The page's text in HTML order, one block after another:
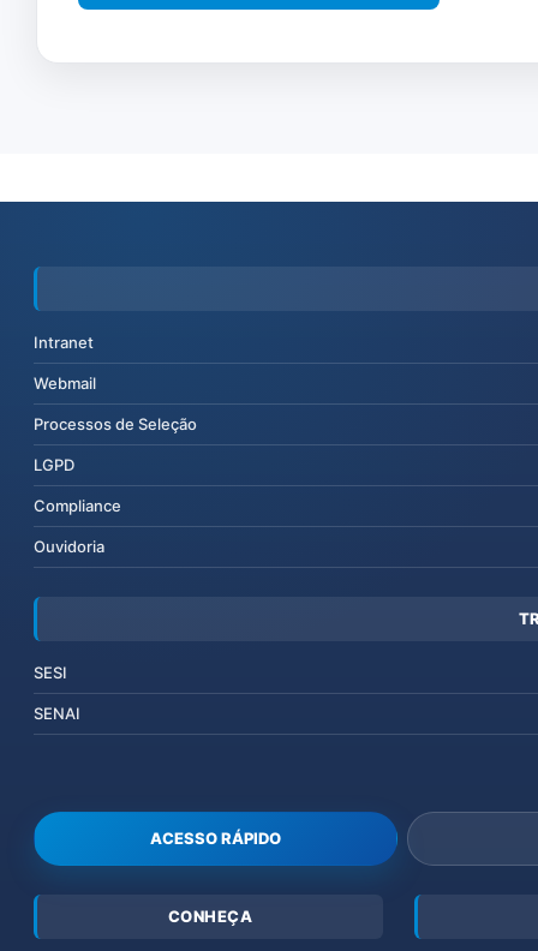
Intranet
Webmail
Processos de Seleção
LGPD
Compliance
Ouvidoria
SESI
SENAI
ACESSO RÁPIDO
CONHEÇA